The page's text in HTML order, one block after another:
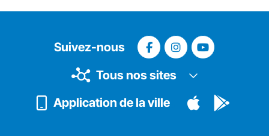
Suivez-nous
Tous nos sites
Application de la ville